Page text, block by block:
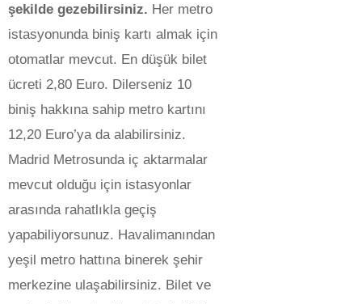
şekilde gezebilirsiniz. Her metro
istasyonunda biniş kartı almak için
otomatlar mevcut. En düşük bilet
ücreti 2,80 Euro. Dilerseniz 10
biniş hakkına sahip metro kartını
12,20 Euro’ya da alabilirsiniz.
Madrid Metrosunda iç aktarmalar
mevcut olduğu için istasyonlar
arasında rahatlıkla geçiş
yapabiliyorsunuz. Havalimanından
yeşil metro hattına binerek şehir
merkezine ulaşabilirsiniz. Bilet ve